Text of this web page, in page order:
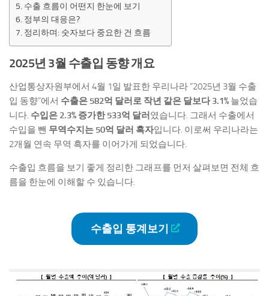
수출 흐름이 어떤지 한눈에 보기
정부의 대응은?
정리하며: 숫자보다 중요한 건 흐름
2025년 3월 수출입 동향 개요
산업통상자원부에서 4월 1일 발표한 우리나라 “2025년 3월 수출
입 동향”에서 수출은 582억 달러로 작년 같은 달보다 3.1% 늘었습
니다. 수입은 2.3% 증가한 533억 달러 였습니다. 그래서 수출에서
수입을 뺀 무역수지는 50억 달러 흑자입니다. 이로써 우리나라는
2개월 연속 무역 흑자를 이어가게 되었습니다.
수출입 흐름을 보기 좋게 정리한 그래프를 먼저 살펴보면 전체 흐
름을 한눈에 이해할 수 있습니다.
수출입 통계보기